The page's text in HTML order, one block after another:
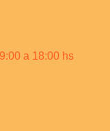
a 18:00 hs